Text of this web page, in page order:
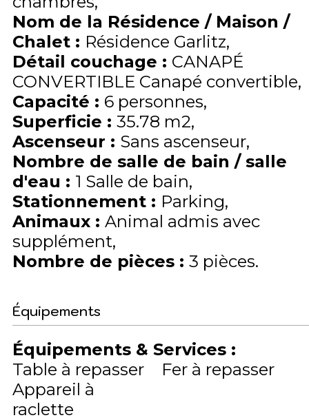
Nom de la Résidence / Maison /
Chalet : Résidence Garlitz
Détail couchage : CANAPÉ
CONVERTIBLE Canapé convertible
Capacité : 6 personnes
Superficie : 35.78 m2
Ascenseur : Sans ascenseur
Nombre de salle de bain / salle
d'eau : 1 Salle de bain
Stationnement : Parking
Animaux : Animal admis avec
supplément
Nombre de pièces : 3 pièces
Équipements
Équipements & Services :
Table à repasser
Fer à repasser
Appareil à
raclette